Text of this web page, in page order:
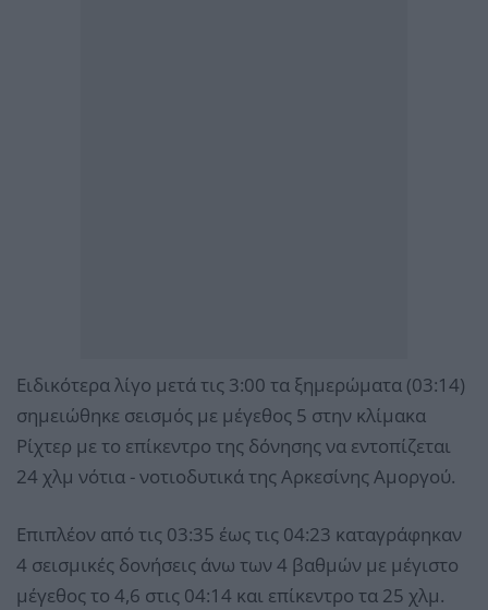
Ειδικότερα λίγο μετά τις 3:00 τα ξημερώματα (03:14)
σημειώθηκε σεισμός με μέγεθος 5 στην κλίμακα
Pίχτερ με το επίκεντρο της δόνησης να εντοπίζεται
24 χλμ νότια - νοτιοδυτικά της Αρκεσίνης Αμοργού.
Επιπλέον από τις 03:35 έως τις 04:23 καταγράφηκαν
4 σεισμικές δονήσεις άνω των 4 βαθμών με μέγιστο
μέγεθος το 4,6 στις 04:14 και επίκεντρο τα 25 χλμ.